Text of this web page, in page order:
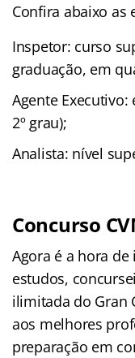
Confira abaixo as
Inspetor: curso
graduação, em
Agente
2º grau);
Analista: nível
Concurso
Agora é a hora
estudos,
ilimitada do Gran
aos melhores
preparação em